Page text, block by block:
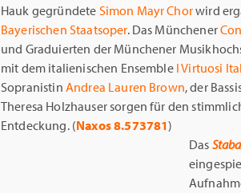
Hauk gegründete Simon Mayr Chorwird
Bayerischen Staatsoper. Das Münchener
und Graduierten der Münchener
mit dem italienischen EnsembleI Virtuosi
Sopranistin Andrea Lauren Brown, der
Theresa Holzhauser sorgen für den
Entdeckung. (Naxos 8.573781)
Das